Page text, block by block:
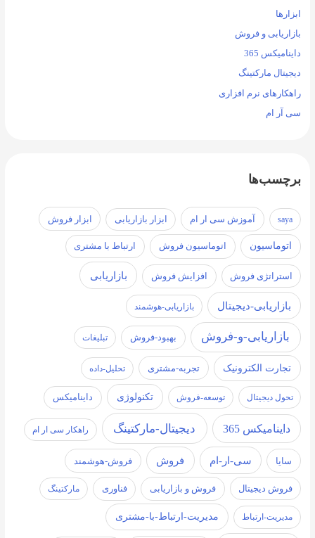
ابزارها
بازاریابی و فروش
داینامیکس 365
دیجیتال مارکتینگ
راهکارهای نرم افزاری
سی آر ام
برچسب‌ها
saya آموزش سی ار ام ابزار بازاریابی ابزار فروش
اتوماسیون اتوماسیون فروش ارتباط با مشتری
استراتژی فروش افزایش فروش بازاریابی
بازاریابی-دیجیتال بازاریابی-هوشمند
بازاریابی-و-فروش بهبود-فروش تبلیغات
تجارت الکترونیک تجربه-مشتری تحلیل-داده
تحول دیجیتال توسعه-فروش تکنولوژی داینامیکس
داینامیکس 365 دیجیتال-مارکتینگ راهکار سی ار ام
سایا سی-ار-ام فروش فروش-هوشمند
فروش دیجیتال فروش و بازاریابی فناوری مارکتینگ
مدیریت-ارتباط مدیریت-ارتباط-با-مشتری